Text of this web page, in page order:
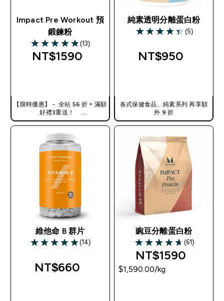
Impact Pre Workout 預
鍛鍊粉
4.85 out of 5 stars
(13)
NT$1590‎
【限時優惠】－ 全站 56 折 + 滿額
好禮3重送！
使用優惠碼，獲得額外折扣：
純素透明分離蛋白粉
4.4 out of 5 stars
(5)
NT$950‎
各式保健食品、純素系列 再享額
外 9 折
維他命 B 群片
5 out of 5 stars
(14)
NT$660‎
豌豆分離蛋白粉
4.67 out of 5 stars
(61)
NT$1590‎
$1,590.00‎/kg